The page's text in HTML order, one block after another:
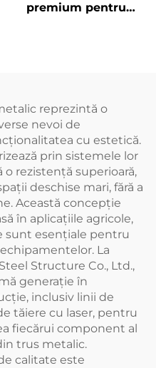
premium pentru
reprezintă o
nevoi de
cu estetică.
prin sistemele lor
o rezistență superioară,
deschise mari, fără a
Această concepție
în aplicațiile agricole,
sunt esențiale pentru
La
Structure Co., Ltd.,
generație în
inclusiv linii de
tăiere cu laser, pentru
fiecărui component al
trus metalic.
calitate este